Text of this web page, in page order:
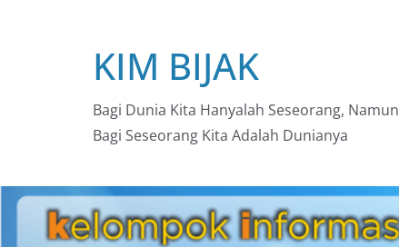
KIM BIJAK
Bagi Dunia Kita Hanyalah Seseorang, Namun
Bagi Seseorang Kita Adalah Dunianya